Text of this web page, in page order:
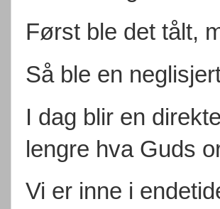
Først ble det tålt,
Så ble en
I dag blir en
lengre hva Guds
Vi er inne i